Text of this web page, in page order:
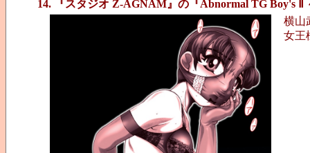
14. 『スタジオ Z-AGNAM』の『Abnormal TG Boy's Ⅱ
横山
女王